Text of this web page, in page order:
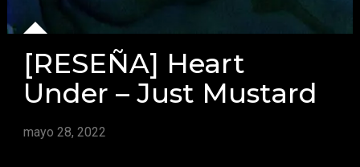
[RESEÑA] Heart
Under – Just Mustard
mayo 28, 2022